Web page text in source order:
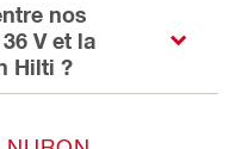
nos
V et la
Hilti ?